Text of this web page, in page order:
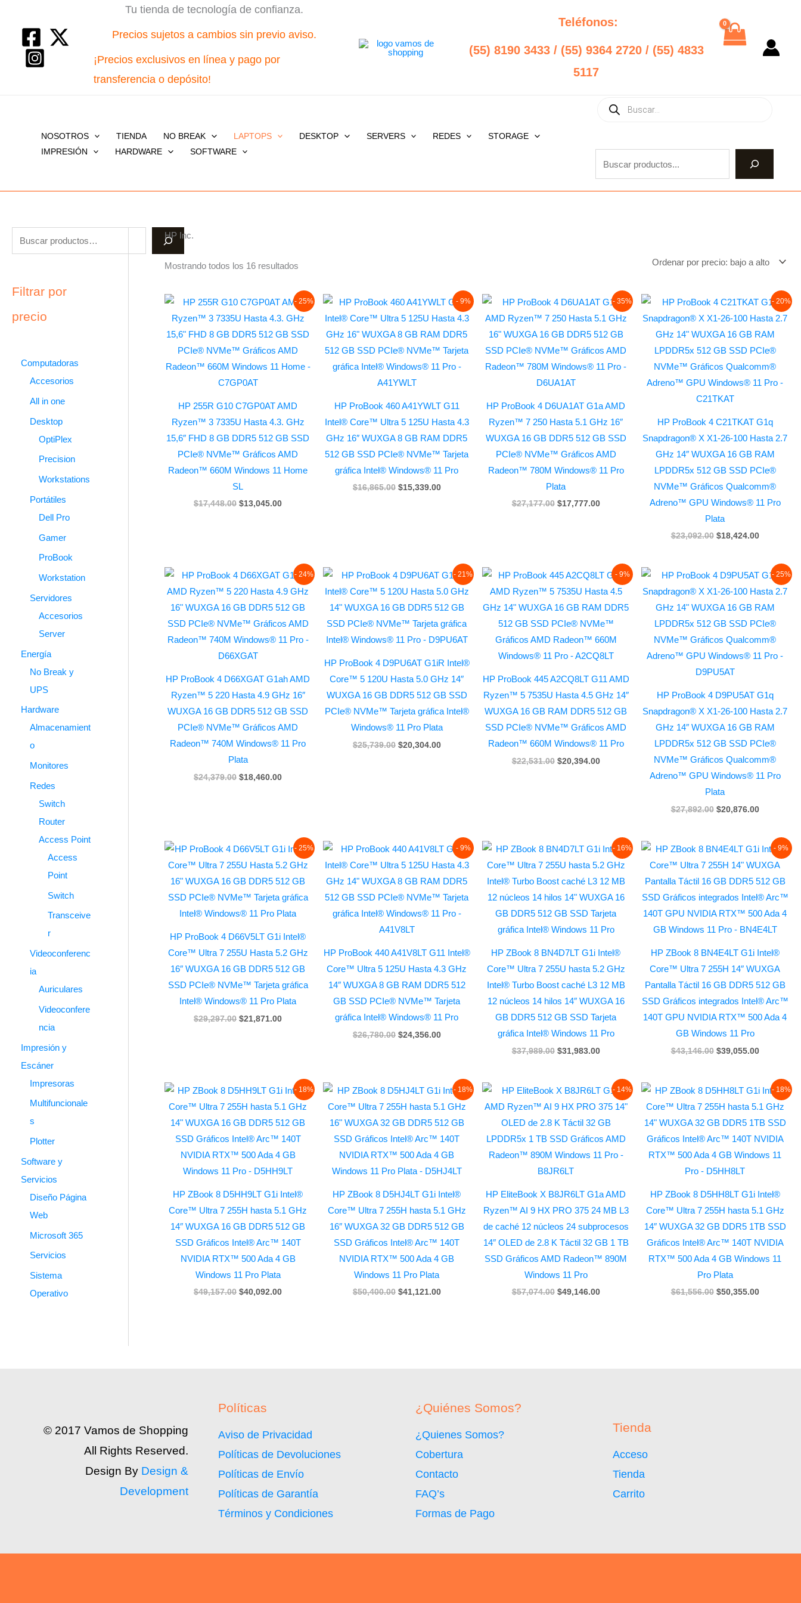
contenido
Tu tienda de tecnología de confianza.
Precios sujetos a cambios sin previo aviso.
¡Precios exclusivos en línea y pago por
transferencia o depósito!
Teléfonos:
(55) 8190 3433 / (55) 9364 2720 / (55) 4833
5117
NOSOTROS TIENDA NO BREAK LAPTOPS DESKTOP SERVERS REDES
STORAGE
IMPRESIÓN
HARDWARE SOFTWARE
search
Buscar
Filtrar por
precio
Computadoras
Accesorios
All in one
Desktop
OptiPlex
Precision
Workstations
Portátiles
Dell Pro
Gamer
ProBook
Workstation
Servidores
Accesorios
Server
Energía
No Break y
UPS
Hardware
Almacenamient
o
Monitores
Redes
Switch
Router
Access Point
Access
Point
Switch
Transceive
r
Videoconferenc
ia
Auriculares
Videoconfere
ncia
Impresión y
Escáner
Impresoras
Multifuncionale
s
Plotter
Software y
Servicios
Diseño Página
Web
Microsoft 365
Servicios
Sistema
Operativo
HP Inc.
Mostrando todos los 16 resultados
by
low
to
- 25%
HP 255R G10 C7GP0AT AMD
Ryzen™ 3 7335U Hasta 4.3. GHz
15,6″ FHD 8 GB DDR5 512 GB SSD
PCIe® NVMe™ Gráficos AMD
Radeon™ 660M Windows 11 Home
SL
$17,448.00
Original
price
was:
$13,045.00
Current
price
is:
- 9%
HP ProBook 460 A41YWLT G11
Intel® Core™ Ultra 5 125U Hasta 4.3
GHz 16″ WUXGA 8 GB RAM DDR5
512 GB SSD PCIe® NVMe™ Tarjeta
gráfica Intel® Windows® 11 Pro
$16,865.00
Original
price
was:
$15,339.00
Current
price
is:
- 35%
HP ProBook 4 D6UA1AT G1a AMD
Ryzen™ 7 250 Hasta 5.1 GHz 16″
WUXGA 16 GB DDR5 512 GB SSD
PCIe® NVMe™ Gráficos AMD
Radeon™ 780M Windows® 11 Pro
Plata
$27,177.00
Original
price
was:
$17,777.00
Current
price
is:
- 20%
HP ProBook 4 C21TKAT G1q
Snapdragon® X X1-26-100 Hasta 2.7
GHz 14″ WUXGA 16 GB RAM
LPDDR5x 512 GB SSD PCIe®
NVMe™ Gráficos Qualcomm®
Adreno™ GPU Windows® 11 Pro
Plata
$23,092.00
Original
price
was:
$18,424.00
Current
price
is:
- 24%
HP ProBook 4 D66XGAT G1ah AMD
Ryzen™ 5 220 Hasta 4.9 GHz 16″
WUXGA 16 GB DDR5 512 GB SSD
PCIe® NVMe™ Gráficos AMD
Radeon™ 740M Windows® 11 Pro
Plata
$24,379.00
Original
was:
$24,379.00.
$18,460.00
Current
price
is:
$18,460.00.
- 21%
HP ProBook 4 D9PU6AT G1iR Intel®
Core™ 5 120U Hasta 5.0 GHz 14″
WUXGA 16 GB DDR5 512 GB SSD
PCIe® NVMe™ Tarjeta gráfica Intel®
Windows® 11 Pro Plata
$25,739.00
Original
was:
$25,739.00.
$20,304.00
Current
price
is:
$20,304.00.
- 9%
HP ProBook 445 A2CQ8LT G11 AMD
Ryzen™ 5 7535U Hasta 4.5 GHz 14″
WUXGA 16 GB RAM DDR5 512 GB
SSD PCIe® NVMe™ Gráficos AMD
Radeon™ 660M Windows® 11 Pro
$22,531.00
Original
was:
$22,531.00.
$20,394.00
Current
price
is:
$20,394.00.
- 25%
HP ProBook 4 D9PU5AT G1q
Snapdragon® X X1-26-100 Hasta 2.7
GHz 14″ WUXGA 16 GB RAM
LPDDR5x 512 GB SSD PCIe®
NVMe™ Gráficos Qualcomm®
Adreno™ GPU Windows® 11 Pro
Plata
$27,892.00
Original
was:
$27,892.00.
$20,876.00
Current
price
is:
- 25%
HP ProBook 4 D66V5LT G1i Intel®
Core™ Ultra 7 255U Hasta 5.2 GHz
16″ WUXGA 16 GB DDR5 512 GB
SSD PCIe® NVMe™ Tarjeta gráfica
Intel® Windows® 11 Pro Plata
$29,297.00
Original
was:
$29,297.00.
$21,871.00
Current
price
is:
$21,871.00.
- 9%
HP ProBook 440 A41V8LT G11 Intel®
Core™ Ultra 5 125U Hasta 4.3 GHz
14″ WUXGA 8 GB RAM DDR5 512
GB SSD PCIe® NVMe™ Tarjeta
gráfica Intel® Windows® 11 Pro
$26,780.00
Original
was:
$26,780.00.
$24,356.00
Current
price
is:
$24,356.00.
- 16%
HP ZBook 8 BN4D7LT G1i Intel®
Core™ Ultra 7 255U hasta 5.2 GHz
Intel® Turbo Boost caché L3 12 MB
12 núcleos 14 hilos 14″ WUXGA 16
GB DDR5 512 GB SSD Tarjeta
gráfica Intel® Windows 11 Pro
$37,989.00
Original
was:
$37,989.00.
$31,983.00
Current
price
is:
$31,983.00.
- 9%
HP ZBook 8 BN4E4LT G1i Intel®
Core™ Ultra 7 255H 14″ WUXGA
Pantalla Táctil 16 GB DDR5 512 GB
SSD Gráficos integrados Intel® Arc™
140T GPU NVIDIA RTX™ 500 Ada 4
GB Windows 11 Pro
$43,146.00
Original
was:
$43,146.00.
$39,055.00
Current
price
is:
- 18%
HP ZBook 8 D5HH9LT G1i Intel®
Core™ Ultra 7 255H hasta 5.1 GHz
14″ WUXGA 16 GB DDR5 512 GB
SSD Gráficos Intel® Arc™ 140T
NVIDIA RTX™ 500 Ada 4 GB
Windows 11 Pro Plata
$49,157.00
Original
was:
$40,092.00
Current
price
is:
- 18%
HP ZBook 8 D5HJ4LT G1i Intel®
Core™ Ultra 7 255H hasta 5.1 GHz
16″ WUXGA 32 GB DDR5 512 GB
SSD Gráficos Intel® Arc™ 140T
NVIDIA RTX™ 500 Ada 4 GB
Windows 11 Pro Plata
$50,400.00
Original
was:
$41,121.00
Current
price
is:
- 14%
HP EliteBook X B8JR6LT G1a AMD
Ryzen™ AI 9 HX PRO 375 24 MB L3
de caché 12 núcleos 24 subprocesos
14″ OLED de 2.8 K Táctil 32 GB 1 TB
SSD Gráficos AMD Radeon™ 890M
Windows 11 Pro
$57,074.00
Original
was:
$49,146.00
Current
price
is:
- 18%
HP ZBook 8 D5HH8LT G1i Intel®
Core™ Ultra 7 255H hasta 5.1 GHz
14″ WUXGA 32 GB DDR5 1TB SSD
Gráficos Intel® Arc™ 140T NVIDIA
RTX™ 500 Ada 4 GB Windows 11
Pro Plata
$61,556.00
Original
was:
$50,355.00
Current
price
is:
© 2017 Vamos de Shopping
All Rights Reserved.
Design By Design &
Development
Políticas
Aviso de Privacidad
Políticas de Devoluciones
Políticas de Envío
Políticas de Garantía
Términos y Condiciones
¿Quiénes Somos?
¿Quienes Somos?
Cobertura
Contacto
FAQ’s
Formas de Pago
Tienda
Acceso
Tienda
Carrito